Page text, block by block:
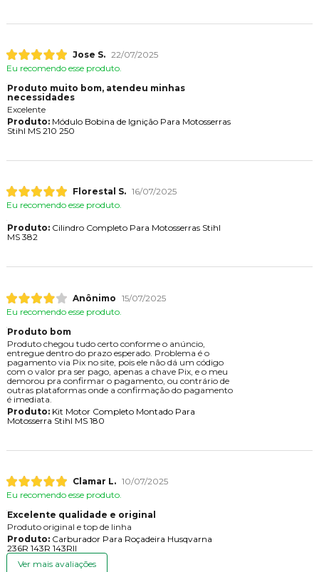
Jose S. 22/07/2025
Eu recomendo esse produto.
Produto muito bom, atendeu minhas
necessidades
Excelente
Produto:Módulo Bobina de Ignição Para Motosserras
Stihl MS 210 250
Florestal S. 16/07/2025
Eu recomendo esse produto.
Produto:Cilindro Completo Para Motosserras Stihl
MS 382
Anônimo 15/07/2025
Eu recomendo esse produto.
Produto bom
Produto chegou tudo certo conforme o anúncio,
entregue dentro do prazo esperado. Problema é o
pagamento via Pix no site, pois ele não dá um código
com o valor pra ser pago, apenas a chave Pix, e o meu
demorou pra confirmar o pagamento, ou contrário de
outras plataformas onde a confirmação do pagamento
é imediata.
Produto:Kit Motor Completo Montado Para
Motosserra Stihl MS 180
Clamar L. 10/07/2025
Eu recomendo esse produto.
Excelente qualidade e original
Produto original e top de linha
Produto:Carburador Para Roçadeira Husqvarna
236R 143R 143RII
Ver mais avaliações